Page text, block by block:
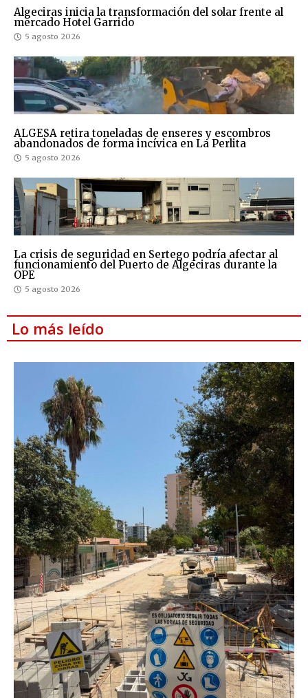
Algeciras inicia la transformación del solar frente al
mercado Hotel Garrido
5 agosto 2026
ALGESA retira toneladas de enseres y escombros
abandonados de forma incívica en La Perlita
5 agosto 2026
La crisis de seguridad en Sertego podría afectar al
funcionamiento del Puerto de Algeciras durante la
OPE
5 agosto 2026
Lo más leído